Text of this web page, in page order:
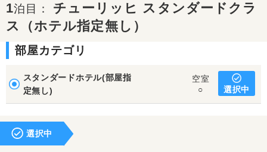
1泊目： チューリッヒ スタンダードクラ
ス（ホテル指定無し）
部屋カテゴリ
スタンダードホテル(部屋指
定無し)
空室
○
選択中
選択中